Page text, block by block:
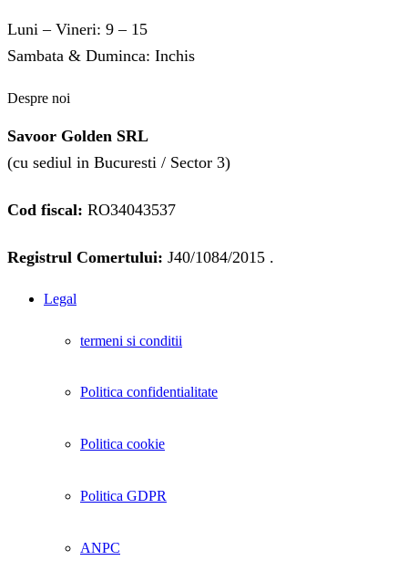
Luni – Vineri: 9 – 15
Sambata & Duminca: Inchis
Despre noi
Savoor Golden SRL
(cu sediul in Bucuresti / Sector 3)
Cod fiscal: RO34043537
Registrul Comertului: J40/1084/2015 .
Legal
termeni si conditii
Politica confidentialitate
Politica cookie
Politica GDPR
ANPC